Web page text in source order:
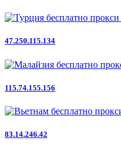
47.250.115.134
115.74.155.156
83.14.246.42